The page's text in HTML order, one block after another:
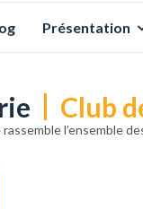
Présentation
Club
l’ensemble